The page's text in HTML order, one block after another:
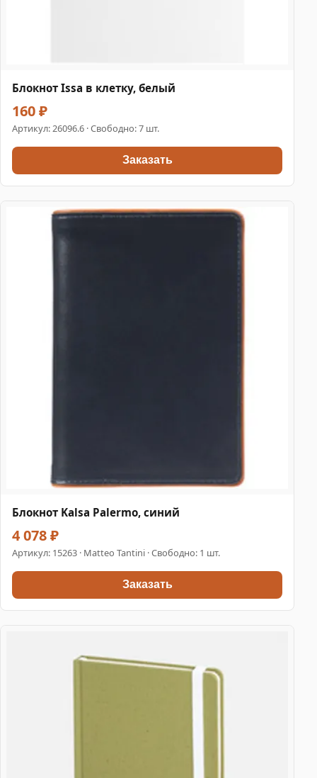
Блокнот Issa в клетку, белый
160 ₽
Артикул:26096.6 · Свободно: 7 шт.
Заказать
Блокнот Kalsa Palermo, синий
4 078 ₽
Артикул: 15263 · Matteo Tantini · Свободно: 1 шт.
Заказать